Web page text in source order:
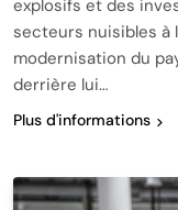
explosifs et des
secteurs nuisibles à
modernisation du
derrière lui…
Plus d'informations